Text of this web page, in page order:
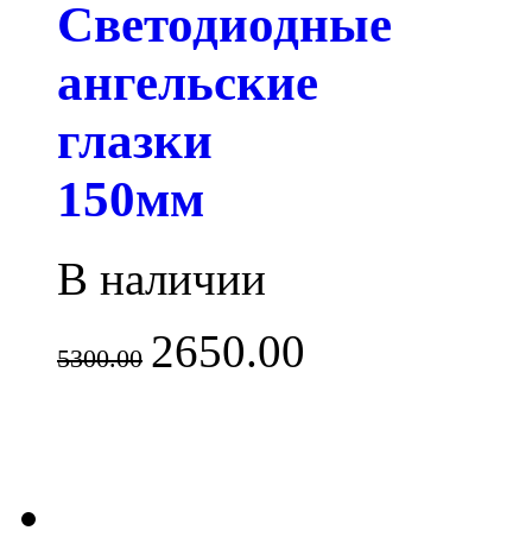
Светодиодные
ангельские
глазки
150мм
В наличии
5300.00 2650.00